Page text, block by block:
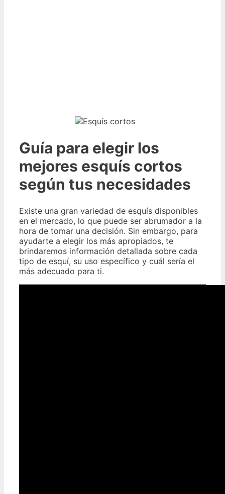
Guía para elegir los
mejores esquís cortos
según tus necesidades
Existe una gran variedad de esquís disponibles
en el mercado, lo que puede ser abrumador a la
hora de tomar una decisión. Sin embargo, para
ayudarte a elegir los más apropiados, te
brindaremos información detallada sobre cada
tipo de esquí, su uso específico y cuál sería el
más adecuado para ti.